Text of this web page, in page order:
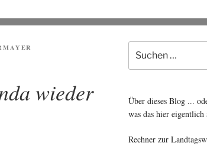
wieder
nach:
Über dieses Blog ...
was das hier eigentlich
Rechner zur